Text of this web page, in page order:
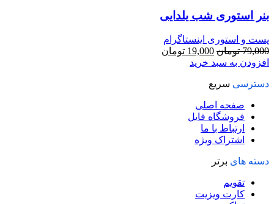
بنر استوری شب یلدایی
پست و استوری اینستاگرام
79,000 تومان قیمت
اصلی
بود.
19,000 تومان
افزودن به سبد خرید
دسترسی سریع
صفحه اصلی
فروشگاه فایل
ارتباط با ما
اشتراک ویژه
دسته های برتر
تقویم
کارت ویزیت